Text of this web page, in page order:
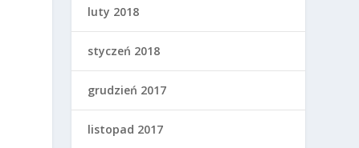
luty 2018
styczeń 2018
grudzień 2017
listopad 2017